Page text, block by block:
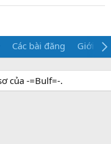
Các bài đăng Giới
của -=Bulf=-.